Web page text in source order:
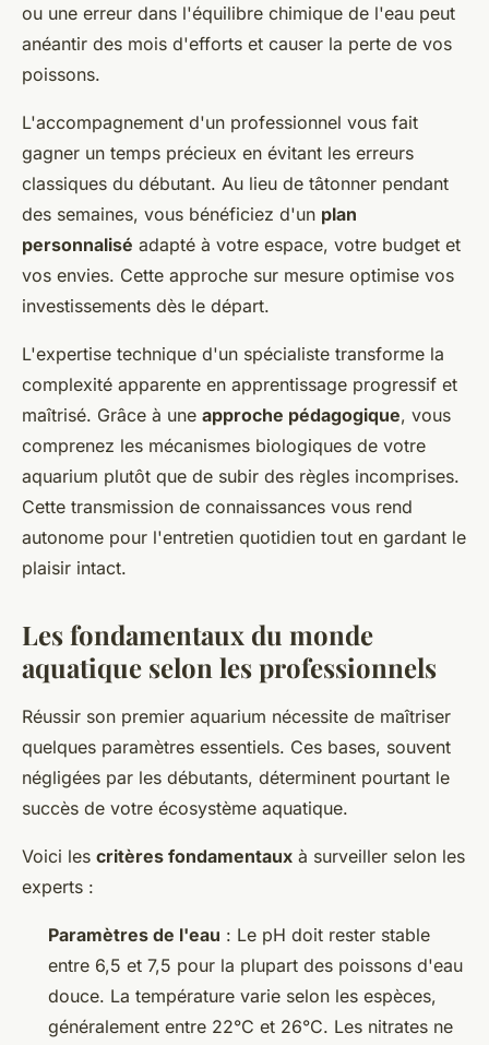
ou une erreur dans l'équilibre chimique de l'eau peut
anéantir des mois d'efforts et causer la perte de vos
poissons.
L'accompagnement d'un professionnel vous fait
gagner un temps précieux en évitant les erreurs
classiques du débutant. Au lieu de tâtonner pendant
des semaines, vous bénéficiez d'un plan
personnalisé adapté à votre espace, votre budget et
vos envies. Cette approche sur mesure optimise vos
investissements dès le départ.
L'expertise technique d'un spécialiste transforme la
complexité apparente en apprentissage progressif et
maîtrisé. Grâce à une approche pédagogique, vous
comprenez les mécanismes biologiques de votre
aquarium plutôt que de subir des règles incomprises.
Cette transmission de connaissances vous rend
autonome pour l'entretien quotidien tout en gardant le
plaisir intact.
Les fondamentaux du monde
aquatique selon les professionnels
Réussir son premier aquarium nécessite de maîtriser
quelques paramètres essentiels. Ces bases, souvent
négligées par les débutants, déterminent pourtant le
succès de votre écosystème aquatique.
Voici les critères fondamentaux à surveiller selon les
experts :
Paramètres de l'eau : Le pH doit rester stable
entre 6,5 et 7,5 pour la plupart des poissons d'eau
douce. La température varie selon les espèces,
généralement entre 22°C et 26°C. Les nitrates ne